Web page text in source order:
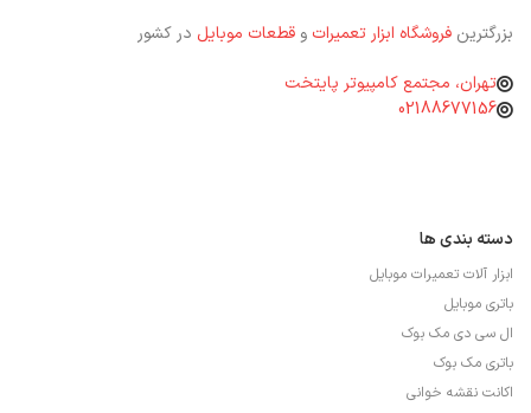
بزرگترین فروشگاه ابزار تعمیرات و قطعات موبایل در کشور
تهران، مجتمع کامپیوتر پایتخت
02188677156
دسته بندی ها
ابزار آلات تعمیرات موبایل
باتری موبایل
ال سی دی مک بوک
باتری مک بوک
اکانت نقشه خوانی